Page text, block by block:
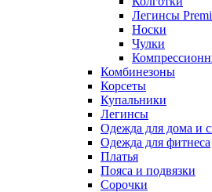
Легинсы
Носки
Чулки
Комбинезоны
Корсеты
Купальники
Легинсы
Одежда для дома и
Одежда для фитнеса
Платья
Пояса и подвязки
Сорочки